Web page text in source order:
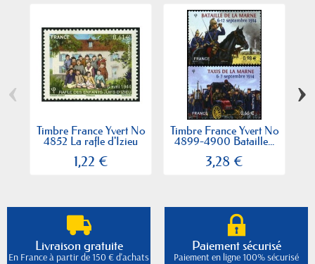
Timbre France Yvert No
4852 La rafle d'Izieu
1,22 €
Timbre France Yvert No
4899-4900 Bataille...
3,28 €
‹ ›
Livraison gratuite
En France à partir de 150 € d'achats
Paiement sécurisé
Paiement en ligne 100% sécurisé